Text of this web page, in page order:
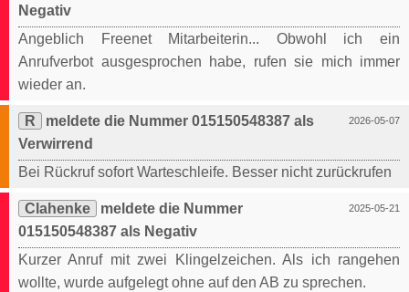
Negativ
Angeblich Freenet Mitarbeiterin... Obwohl ich ein
Anrufverbot ausgesprochen habe, rufen sie mich immer
wieder an.
2026-05-07
R
meldete die Nummer 015150548387 als
Verwirrend
Bei Rückruf sofort Warteschleife. Besser nicht zurückrufen
2025-05-21
Clahenke
meldete die Nummer
015150548387 als Negativ
Kurzer Anruf mit zwei Klingelzeichen. Als ich rangehen
wollte, wurde aufgelegt ohne auf den AB zu sprechen.